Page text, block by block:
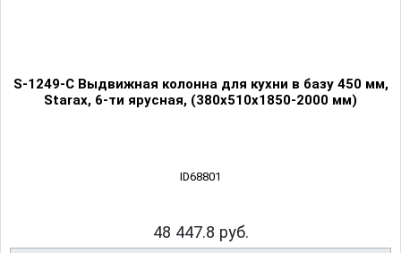
S-1249-C Выдвижная колонна для кухни в базу 450 мм,
Starax, 6-ти ярусная, (380х510х1850-2000 мм)
ID68801
48 447.8 руб.